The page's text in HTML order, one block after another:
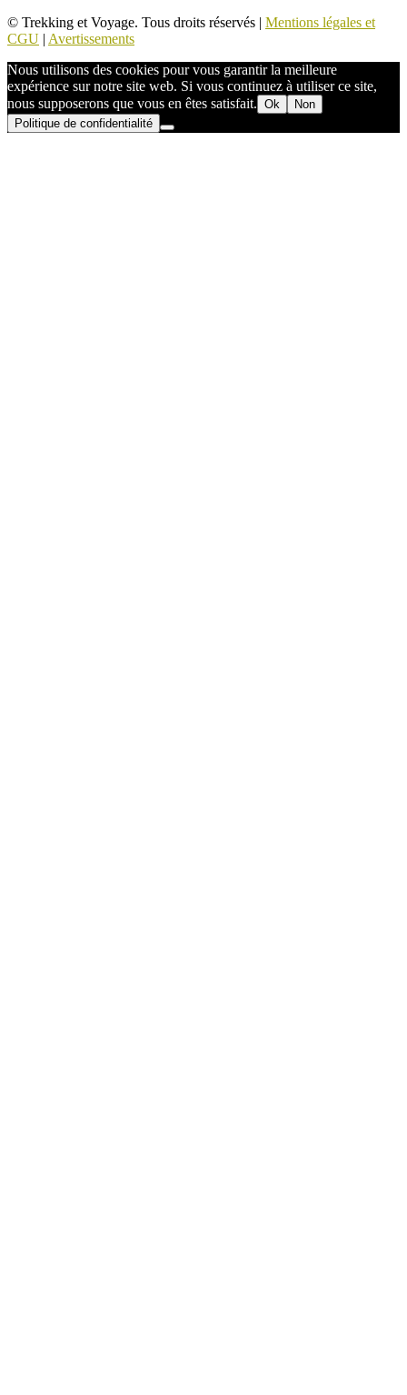
© Trekking et Voyage. Tous droits réservés | Mentions légales et
CGU | Avertissements
Nous utilisons des cookies pour vous garantir la meilleure
expérience sur notre site web. Si vous continuez à utiliser ce site,
nous supposerons que vous en êtes satisfait. Ok
Non
Politique de confidentialité